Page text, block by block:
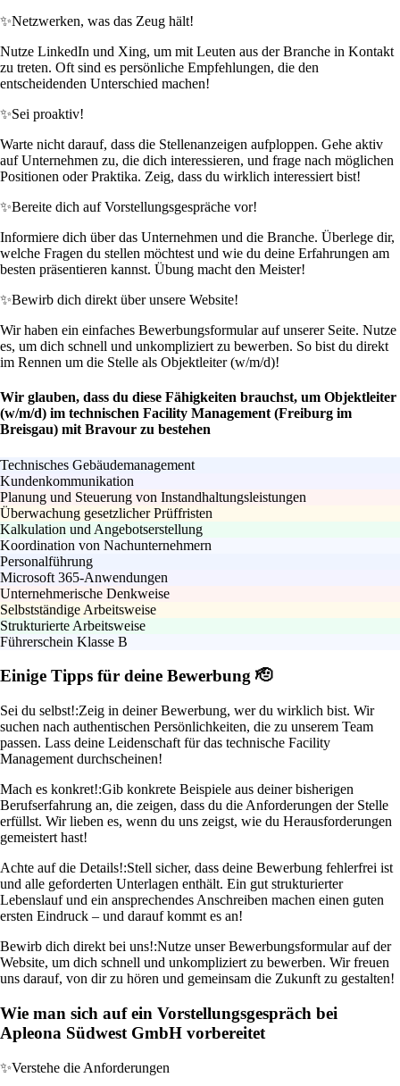
✨Netzwerken, was das Zeug hält!
Nutze LinkedIn und Xing, um mit Leuten aus der Branche in Kontakt
zu treten. Oft sind es persönliche Empfehlungen, die den
entscheidenden Unterschied machen!
✨Sei proaktiv!
Warte nicht darauf, dass die Stellenanzeigen aufploppen. Gehe aktiv
auf Unternehmen zu, die dich interessieren, und frage nach möglichen
Positionen oder Praktika. Zeig, dass du wirklich interessiert bist!
✨Bereite dich auf Vorstellungsgespräche vor!
Informiere dich über das Unternehmen und die Branche. Überlege dir,
welche Fragen du stellen möchtest und wie du deine Erfahrungen am
besten präsentieren kannst. Übung macht den Meister!
✨Bewirb dich direkt über unsere Website!
Wir haben ein einfaches Bewerbungsformular auf unserer Seite. Nutze
es, um dich schnell und unkompliziert zu bewerben. So bist du direkt
im Rennen um die Stelle als Objektleiter (w/m/d)!
Wir glauben, dass du diese Fähigkeiten brauchst, um Objektleiter
(w/m/d) im technischen Facility Management (Freiburg im
Breisgau) mit Bravour zu bestehen
Technisches Gebäudemanagement
Kundenkommunikation
Planung und Steuerung von Instandhaltungsleistungen
Überwachung gesetzlicher Prüffristen
Kalkulation und Angebotserstellung
Koordination von Nachunternehmern
Personalführung
Microsoft 365-Anwendungen
Unternehmerische Denkweise
Selbstständige Arbeitsweise
Strukturierte Arbeitsweise
Führerschein Klasse B
Einige Tipps für deine Bewerbung 🫡
Sei du selbst!:Zeig in deiner Bewerbung, wer du wirklich bist. Wir
suchen nach authentischen Persönlichkeiten, die zu unserem Team
passen. Lass deine Leidenschaft für das technische Facility
Management durchscheinen!
Mach es konkret!:Gib konkrete Beispiele aus deiner bisherigen
Berufserfahrung an, die zeigen, dass du die Anforderungen der Stelle
erfüllst. Wir lieben es, wenn du uns zeigst, wie du Herausforderungen
gemeistert hast!
Achte auf die Details!:Stell sicher, dass deine Bewerbung fehlerfrei ist
und alle geforderten Unterlagen enthält. Ein gut strukturierter
Lebenslauf und ein ansprechendes Anschreiben machen einen guten
ersten Eindruck – und darauf kommt es an!
Bewirb dich direkt bei uns!:Nutze unser Bewerbungsformular auf der
Website, um dich schnell und unkompliziert zu bewerben. Wir freuen
uns darauf, von dir zu hören und gemeinsam die Zukunft zu gestalten!
Wie man sich auf ein Vorstellungsgespräch bei
Apleona Südwest GmbH vorbereitet
✨Verstehe die Anforderungen